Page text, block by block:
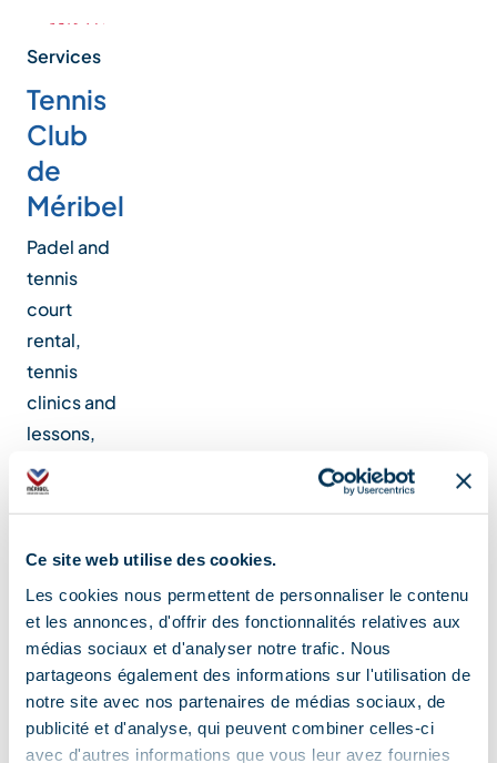
Ce site web utilise des cookies.
Les cookies nous permettent de personnaliser le contenu
et les annonces, d'offrir des fonctionnalités relatives aux
médias sociaux et d'analyser notre trafic. Nous
partageons également des informations sur l'utilisation de
notre site avec nos partenaires de médias sociaux, de
publicité et d'analyse, qui peuvent combiner celles-ci
avec d'autres informations que vous leur avez fournies
Services
Tennis
Club
de
Méribel
Padel and
tennis
court
rental,
tennis
clinics and
lessons,
bar and
proshop.
Location